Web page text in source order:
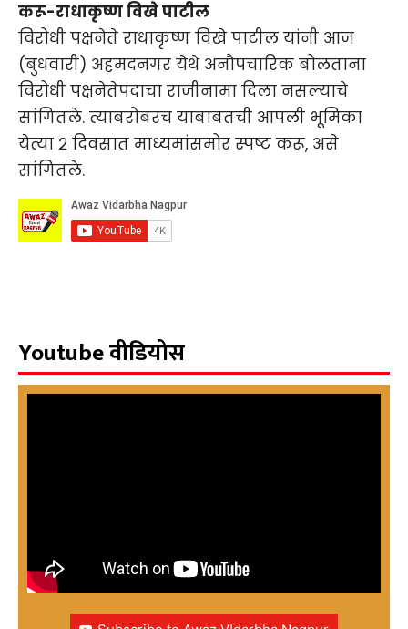
करू-राधाकृष्ण विखे पाटील
विरोधी पक्षनेते राधाकृष्ण विखे पाटील यांनी आज
(बुधवारी) अहमदनगर येथे अनौपचारिक बोलताना
विरोधी पक्षनेतेपदाचा राजीनामा दिला नसल्याचे
सांगितले. त्याबरोबरच याबाबतची आपली भूमिका
येत्या २ दिवसात माध्यमांसमोर स्पष्ट करू, असे
सांगितले.
Youtube वीडियोस